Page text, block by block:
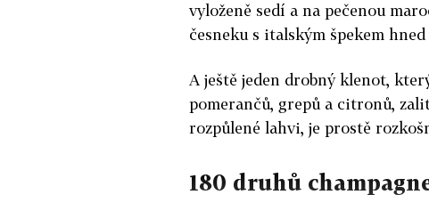
vyloženě sedí a na pečenou
česneku s italským špekem
A ještě jeden drobný klenot,
pomerančů, grepů a citronů,
rozpůlené lahvi, je prostě
180 druhů